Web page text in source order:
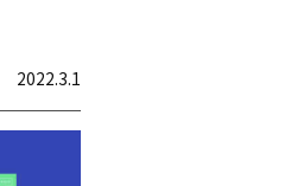
2022.3.1